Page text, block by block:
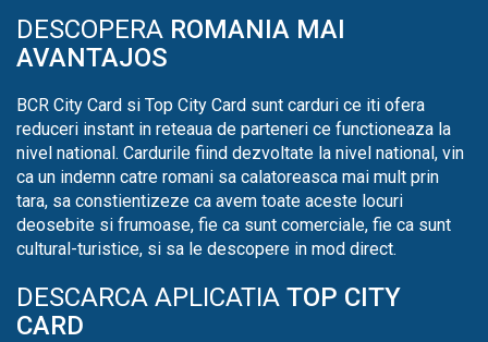
DESCOPERA ROMANIA MAI
AVANTAJOS
BCR City Card si Top City Card sunt carduri ce iti ofera
reduceri instant in reteaua de parteneri ce functioneaza la
nivel national. Cardurile fiind dezvoltate la nivel national, vin
ca un indemn catre romani sa calatoreasca mai mult prin
tara, sa constientizeze ca avem toate aceste locuri
deosebite si frumoase, fie ca sunt comerciale, fie ca sunt
cultural-turistice, si sa le descopere in mod direct.
DESCARCA APLICATIA TOP CITY
CARD